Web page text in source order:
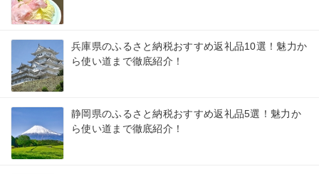
兵庫県のふるさと納税おすすめ返礼品10選！魅力か
ら使い道まで徹底紹介！
静岡県のふるさと納税おすすめ返礼品5選！魅力か
ら使い道まで徹底紹介！